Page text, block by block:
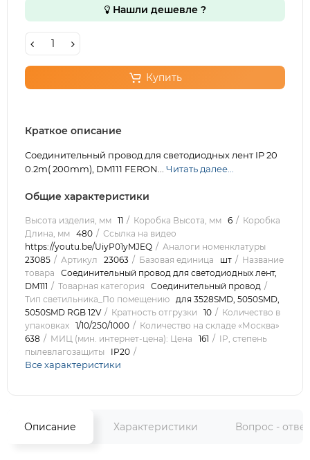
Нашли дешевле ?
Купить
Краткое описание
Соединительный провод для светодиодных лент IP 20
0.2m( 200mm), DM111 FERON... Читать далее...
Общие характеристики
Высота изделия, мм 11 Коробка Высота, мм 6
Коробка
Длина, мм 480
Ссылка на видео
https://youtu.be/UiyP01yMJEQ
Аналоги номенклатуры
23085
Артикул 23063 Базовая единица шт
Название
товара
Соединительный провод для светодиодных лент,
DM111
Товарная категория
Соединительный провод
Тип светильника_По помещению для 3528SMD, 5050SMD,
5050SMD RGB 12V
Кратность отгрузки 10
Количество в
упаковках 1/10/250/1000
Количество на складе «Москва»
638
МИЦ (мин. интернет-цена): Цена 161
IP, степень
пылевлагозащиты
IP20
Все характеристики
Описание Характеристики Вопрос -